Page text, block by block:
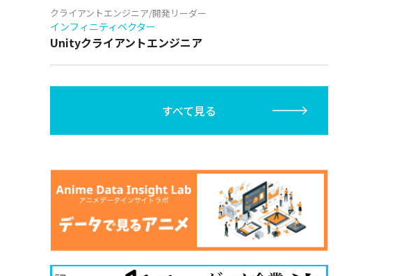
クライアントエンジニア/開発リーダー
インフィニティベクター
Unityクライアントエンジニア
すべて見る